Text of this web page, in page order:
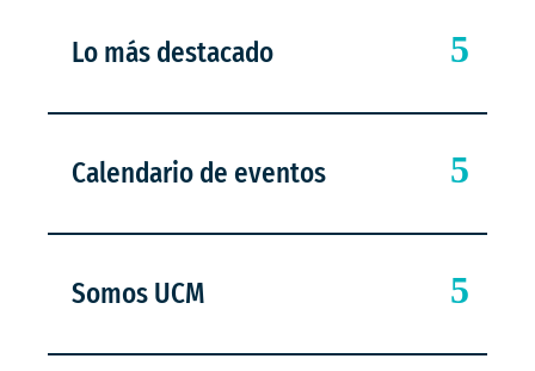
Lo más destacado
Calendario de eventos
Somos UCM